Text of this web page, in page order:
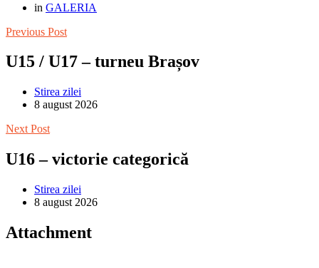
in GALERIA
Previous Post
U15 / U17 – turneu Brașov
Stirea zilei
8 august 2026
Next Post
U16 – victorie categorică
Stirea zilei
8 august 2026
Attachment